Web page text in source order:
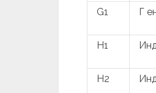
G1 Г
H1
H2